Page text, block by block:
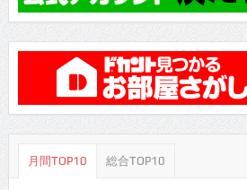
月間TOP10 総合TOP10